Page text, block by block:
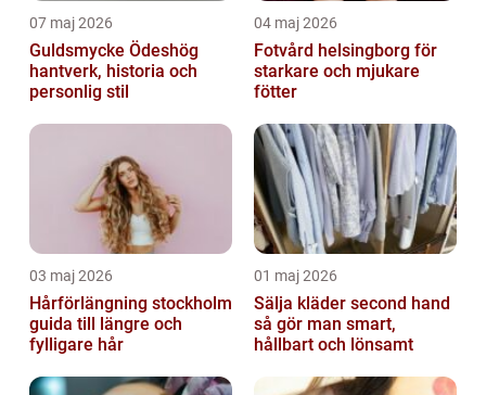
07 maj 2026
Guldsmycke Ödeshög
hantverk, historia och
personlig stil
04 maj 2026
Fotvård helsingborg för
starkare och mjukare
fötter
03 maj 2026
Hårförlängning stockholm
guida till längre och
fylligare hår
01 maj 2026
Sälja kläder second hand
så gör man smart,
hållbart och lönsamt